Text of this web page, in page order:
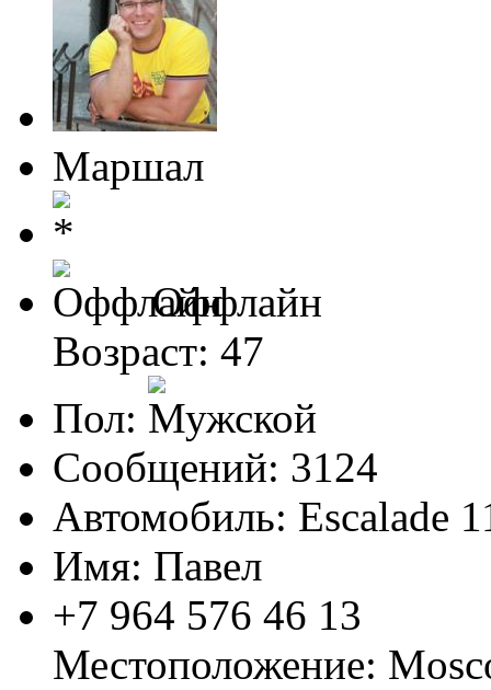
Маршал
Оффлайн
Возраст: 47
Пол:
Сообщений: 3124
Автомобиль: Escalade
Имя: Павел
+7 964 576 46 13
Местоположение: